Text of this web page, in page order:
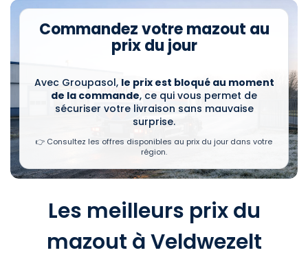
Commandez votre mazout au
prix du jour
Avec Groupasol, le prix est bloqué au moment
de la commande, ce qui vous permet de
sécuriser votre livraison sans mauvaise
surprise.
👉 Consultez les offres disponibles au prix du jour dans votre
région.
Les meilleurs prix du
mazout à Veldwezelt